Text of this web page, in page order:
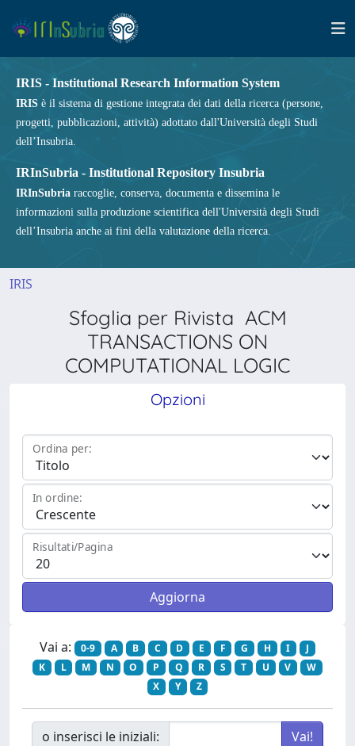
IRIS - Institutional Research Information System
IRIS è il sistema di gestione integrata dei dati della ricerca (persone,
progetti, pubblicazioni, attività) adottato dall'Università degli Studi
dell’Insubria.
IRInSubria - Institutional Repository Insubria
IRInSubria raccoglie, conserva, documenta e dissemina le
informazioni sulla produzione scientifica dell'Università degli Studi
dell’Insubria anche ai fini della valutazione della ricerca.
IRIS
Sfoglia per Rivista ACM
TRANSACTIONS ON
COMPUTATIONAL LOGIC
Opzioni
Ordina per:
In ordine:
Risultati/Pagina
Vai a: 0-9 A B C D E F G H I
J
K
L M N O P Q R S T U V
W
X
Y Z
o inserisci le iniziali: